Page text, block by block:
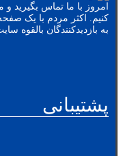
امروز با ما تماس بگیرید
کنیم. اکثر مردم با یک صفحه
به بازدیدکنندگان بالقوه
پشتیبانی